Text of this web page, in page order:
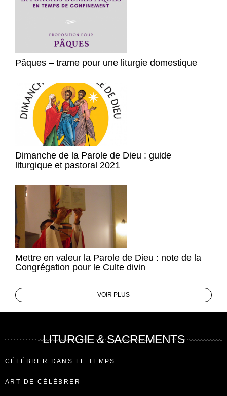
Pâques – trame pour une liturgie domestique
Dimanche de la Parole de Dieu : guide
liturgique et pastoral 2021
Mettre en valeur la Parole de Dieu : note de la
Congrégation pour le Culte divin
VOIR PLUS
LITURGIE & SACREMENTS
CÉLÉBRER DANS LE TEMPS
ART DE CÉLÉBRER